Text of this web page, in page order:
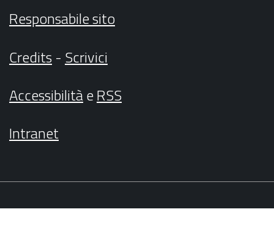
Responsabile sito
Credits- Scrivici
AccessibilitàeRSS
Intranet